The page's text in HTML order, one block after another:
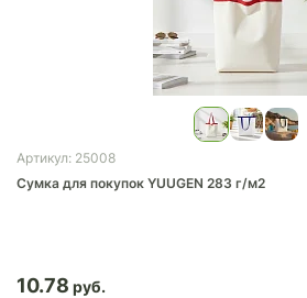
Артикул: 25008
Сумка для покупок YUUGEN 283 г/м2
10.78